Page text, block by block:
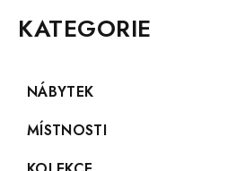
KATEGORIE
NÁBYTEK
Komody z masivu
Konferenční stolky z masivu
MÍSTNOSTI
Koupelny